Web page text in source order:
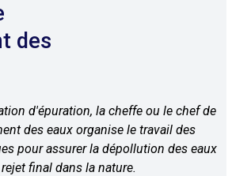
des
d'épuration, la cheffe ou le chef de
des eaux organise le travail des
pour assurer la dépollution des eaux
final dans la nature.